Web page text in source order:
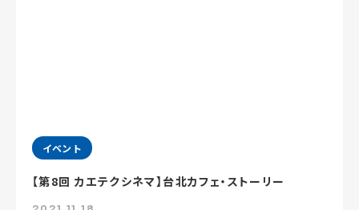
イベント
【第8回 カエテクシネマ】台北カフェ・ストーリー